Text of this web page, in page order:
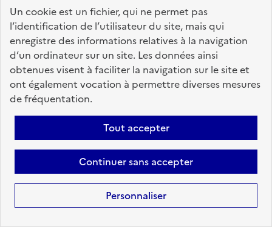
Un cookie est un fichier, qui ne permet pas
l’identification de l’utilisateur du site, mais qui
enregistre des informations relatives à la navigation
d’un ordinateur sur un site. Les données ainsi
obtenues visent à faciliter la navigation sur le site et
ont également vocation à permettre diverses mesures
de fréquentation.
Tout accepter
Continuer sans accepter
Personnaliser
Localisation :
Bas Rhin(67)
Fonction publique :
Fonction publique Territoriale
Employeur :
Communes
En ligne depuis le 03 août 2026
Ajouter aux favoris
25
26 27 200 Suivant
Aller à la page